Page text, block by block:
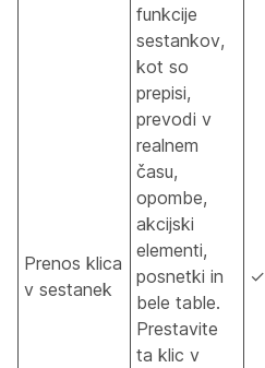
Prenos klica
v sestanek
funkcije
sestankov,
kot so
prepisi,
prevodi v
realnem
času,
opombe,
akcijski
elementi,
posnetki in
bele table.
Prestavite
ta klic v
✓